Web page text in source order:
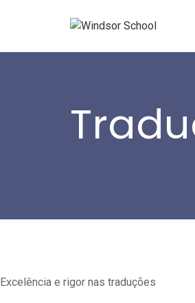
Excelência e rigor nas traduções